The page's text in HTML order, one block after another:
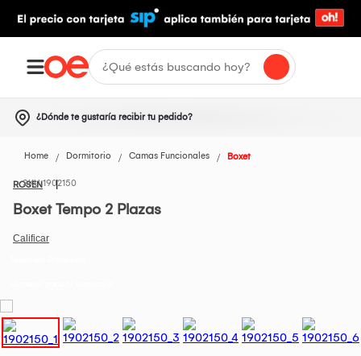
¿Dónde te gustaría recibir tu pedido?
Home Dormitorio Camas Funcionales Boxet
ROSEN1902150
Boxet Tempo 2 Plazas